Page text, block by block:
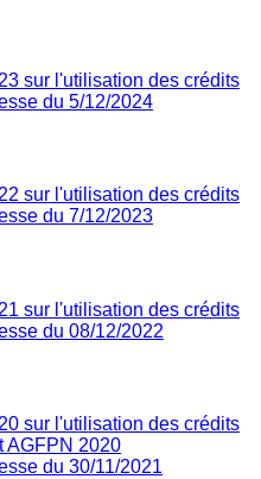
sur l'utilisation des crédits
du 5/12/2024
sur l'utilisation des crédits
du 7/12/2023
sur l'utilisation des crédits
du 08/12/2022
sur l'utilisation des crédits
AGFPN 2020
du 30/11/2021